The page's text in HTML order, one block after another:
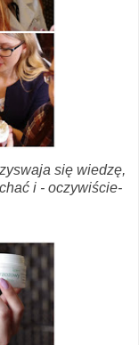
się wiedzę,
i - oczywiście-